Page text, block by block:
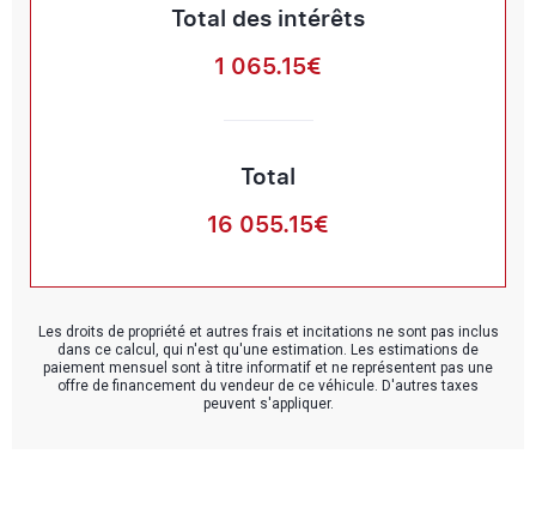
Total des intérêts
1 065.15€
Total
16 055.15€
Les droits de propriété et autres frais et incitations ne sont pas inclus
dans ce calcul, qui n'est qu'une estimation. Les estimations de
paiement mensuel sont à titre informatif et ne représentent pas une
offre de financement du vendeur de ce véhicule. D'autres taxes
peuvent s'appliquer.